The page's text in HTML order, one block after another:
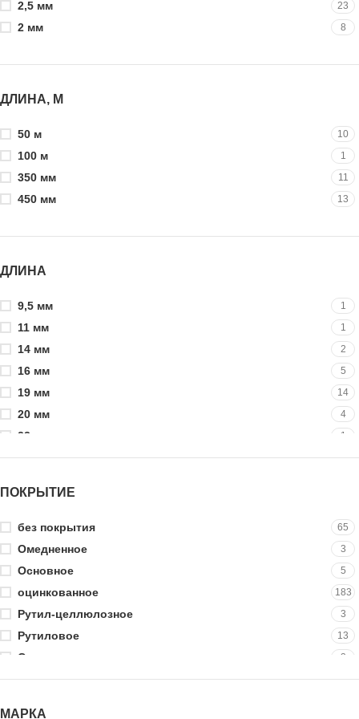
2,5 мм 23
2 мм 8
ДЛИНА, М
50 м 10
100 м 1
350 мм 11
450 мм 13
ДЛИНА
9,5 мм 1
11 мм 1
14 мм 2
16 мм 5
19 мм 14
20 мм 4
23 мм 1
25 мм 25
32 мм
35 мм 15
38 мм 4
40 мм 15
3
42 мм 1
45 мм 2
50 мм 19
ПОКРЫТИЕ
без покрытия 65
Омедненное 3
Основное 5
оцинкованное 183
Рутил-целлюлозное 3
Рутиловое 13
Специальное 3
фосфатированное 21
МАРКА